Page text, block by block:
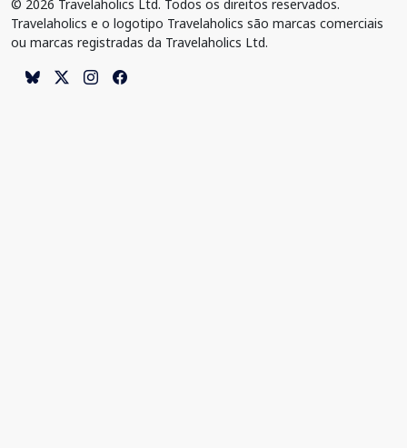
© 2026 Travelaholics Ltd. Todos os direitos reservados.
Travelaholics e o logotipo Travelaholics são marcas comerciais
ou marcas registradas da Travelaholics Ltd.